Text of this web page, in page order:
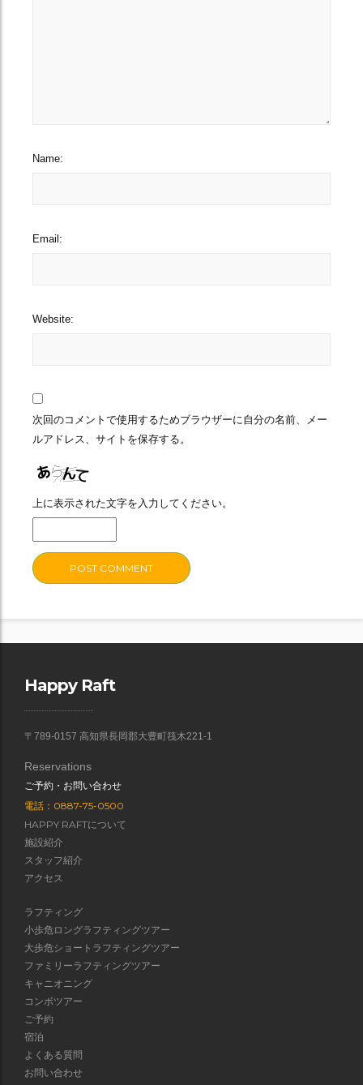
Name:
Email:
Website:
次回のコメントで使用するためブラウザーに自分の名前、メー
ルアドレス、サイトを保存する。
上に表示された文字を入力してください。
Happy Raft
〒789-0157 高知県長岡郡大豊町筏木221-1
Reservations
ご予約・お問い合わせ
電話：0887-75-0500
HAPPY RAFTについて
施設紹介
スタッフ紹介
アクセス
ラフティング
小歩危ロングラフティングツアー
大歩危ショートラフティングツアー
ファミリーラフティングツアー
キャニオニング
コンボツアー
ご予約
宿泊
よくある質問
お問い合わせ